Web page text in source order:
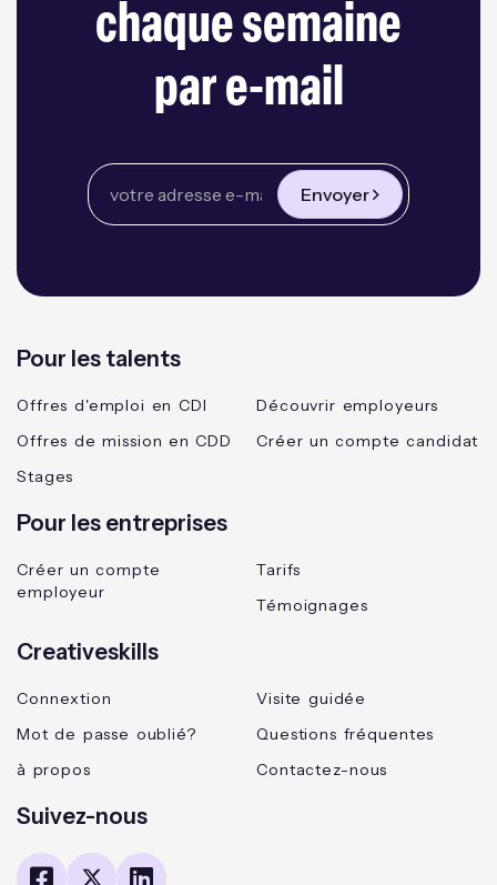
chaque semaine
par e-mail
Envoyer
Pour les talents
Offres d'emploi en CDI
Offres de mission en CDD
Stages
Découvrir employeurs
Créer un compte candidat
Pour les entreprises
Créer un compte
employeur
Tarifs
Témoignages
Creativeskills
Connextion
Mot de passe oublié?
à propos
Visite guidée
Questions fréquentes
Contactez-nous
Suivez-nous